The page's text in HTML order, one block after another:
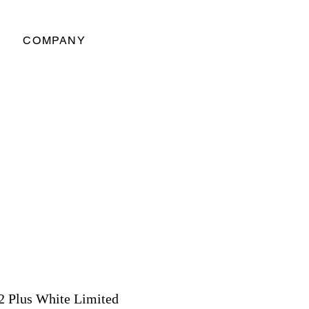
COMPANY
Plus White Limited